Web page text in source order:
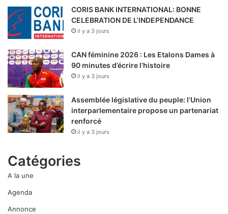
CORIS BANK INTERNATIONAL: BONNE
CELEBRATION DE L’INDEPENDANCE
il y a 3 jours
CAN féminine 2026 : Les Etalons Dames à
90 minutes d’écrire l’histoire
il y a 3 jours
Assemblée législative du peuple: l’Union
interparlementaire propose un partenariat
renforcé
il y a 3 jours
Catégories
A la une
Agenda
Annonce